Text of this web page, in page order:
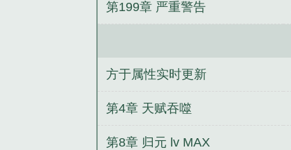
第199章 严重警告
方于属性实时更新
第4章 天赋吞噬
第8章 归元 lv MAX